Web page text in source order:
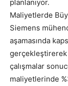
planlanıyor.
Maliyetlerde
Siemens
aşamasında
gerçekleştirerek
çalışmalar
maliyetlerinde